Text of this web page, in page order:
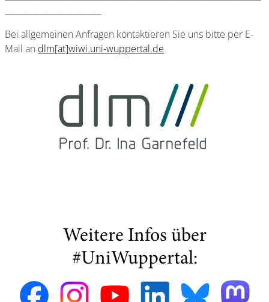
Bei allgemeinen Anfragen kontaktieren Sie uns bitte per E-
Mail an dlm[at]wiwi.uni-wuppertal.de
Weitere Infos über
#UniWuppertal: